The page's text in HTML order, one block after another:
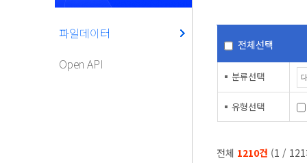
파일데이터
Open API
전체선택
분류선택
유형선택
전체 1210건 (1 / 121